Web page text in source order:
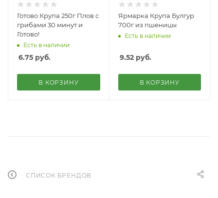
Готово Крупа 250г Плов с
грибами 30 минут и
Готово!
Есть в наличии
6.75 руб.
В КОРЗИНУ
Ярмарка Крупа Булгур
700г из пшеницы
Есть в наличии
9.52руб.
В КОРЗИНУ
СПИСОК БРЕНДОВ